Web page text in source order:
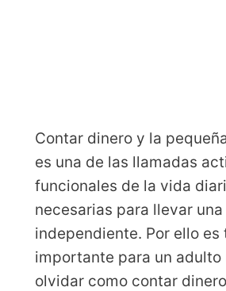
Contar dinero y la
es una de las llamadas
funcionales de la vida
necesarias para llevar
independiente. Por ello es
importante para un adulto
olvidar como contar